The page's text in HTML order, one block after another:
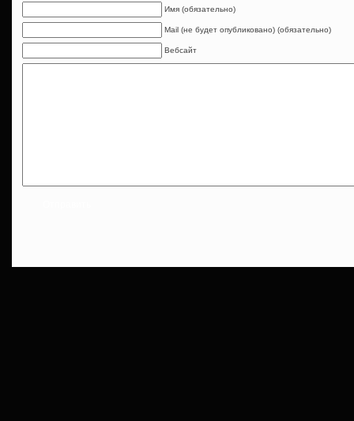
Имя (обязательно)
Mail (не будет опубликовано) (обязательно)
Вебсайт